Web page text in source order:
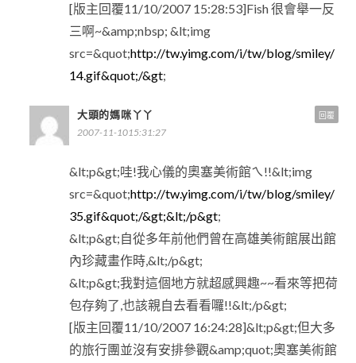
[版主回覆11/10/2007 15:28:53]Fish 很會舉一反
三啊~&amp;nbsp; &lt;img
src=&quot;http://tw.yimg.com/i/tw/blog/smiley/
14.gif&quot;/&gt;
大頭的媽咪丫丫
2007-11-1015:31:27
&lt;p&gt;哇!我心儀的奧塞美術館ㄟ!!&lt;img
src=&quot;http://tw.yimg.com/i/tw/blog/smiley/
35.gif&quot;/&gt;&lt;/p&gt;
&lt;p&gt;自從多年前他們曾在高雄美術館展出館
內珍藏畫作時,&lt;/p&gt;
&lt;p&gt;我對這個地方就超感興趣~~看來等把荷
包存夠了,也該親自去看看囉!!&lt;/p&gt;
[版主回覆11/10/2007 16:24:28]&lt;p&gt;但大多
的旅行團並沒有安排參觀&amp;quot;奧塞美術館
回覆